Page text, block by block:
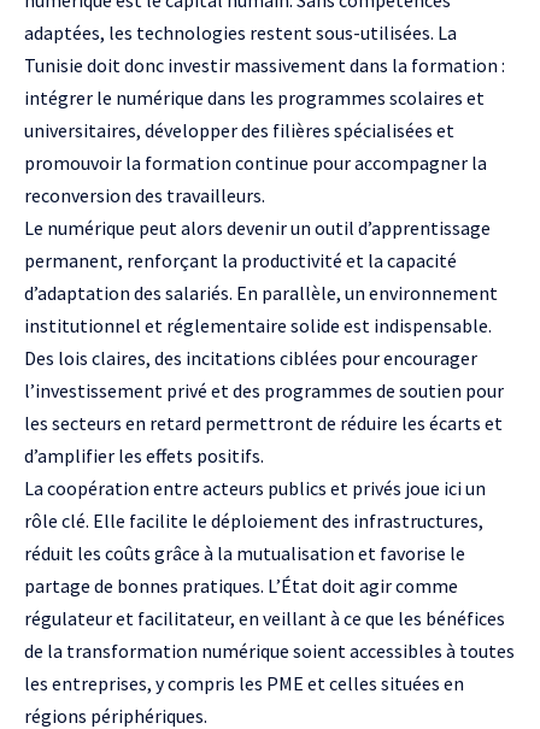
adaptées, les technologies restent sous-utilisées. La
Tunisie doit donc investir massivement dans la formation :
intégrer le numérique dans les programmes scolaires et
universitaires, développer des filières spécialisées et
promouvoir la formation continue pour accompagner la
reconversion des travailleurs.
Le numérique peut alors devenir un outil d’apprentissage
permanent, renforçant la productivité et la capacité
d’adaptation des salariés. En parallèle, un environnement
institutionnel et réglementaire solide est indispensable.
Des lois claires, des incitations ciblées pour encourager
l’investissement privé et des programmes de soutien pour
les secteurs en retard permettront de réduire les écarts et
d’amplifier les effets positifs.
La coopération entre acteurs publics et privés joue ici un
rôle clé. Elle facilite le déploiement des infrastructures,
réduit les coûts grâce à la mutualisation et favorise le
partage de bonnes pratiques. L’État doit agir comme
régulateur et facilitateur, en veillant à ce que les bénéfices
de la transformation numérique soient accessibles à toutes
les entreprises, y compris les PME et celles situées en
régions périphériques.